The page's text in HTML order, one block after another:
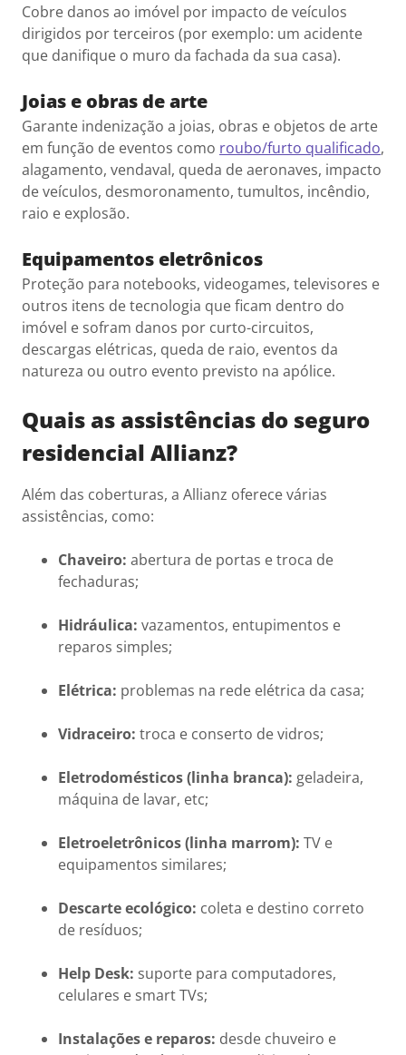
Cobre danos ao imóvel por impacto de veículos
dirigidos por terceiros (por exemplo: um acidente
que danifique o muro da fachada da sua casa).
Joias e obras de arte
Garante indenização a joias, obras e objetos de arte
em função de eventos como roubo/furto qualificado,
alagamento, vendaval, queda de aeronaves, impacto
de veículos, desmoronamento, tumultos, incêndio,
raio e explosão.
Equipamentos eletrônicos
Proteção para notebooks, videogames, televisores e
outros itens de tecnologia que ficam dentro do
imóvel e sofram danos por curto-circuitos,
descargas elétricas, queda de raio, eventos da
natureza ou outro evento previsto na apólice.
Quais as assistências do seguro
residencial Allianz?
Além das coberturas, a Allianz oferece várias
assistências, como:
Chaveiro: abertura de portas e troca de
fechaduras;
Hidráulica: vazamentos, entupimentos e
reparos simples;
Elétrica: problemas na rede elétrica da casa;
Vidraceiro: troca e conserto de vidros;
Eletrodomésticos (linha branca): geladeira,
máquina de lavar, etc;
Eletroeletrônicos (linha marrom): TV e
equipamentos similares;
Descarte ecológico: coleta e destino correto
de resíduos;
Help Desk: suporte para computadores,
celulares e smart TVs;
Instalações e reparos: desde chuveiro e